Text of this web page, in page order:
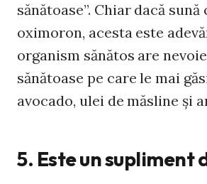
sănătoase”. Chiar dacă sună
oximoron, acesta este
organism sănătos are
sănătoase pe care le mai
avocado, ulei de măsline şi
5. Este un supliment